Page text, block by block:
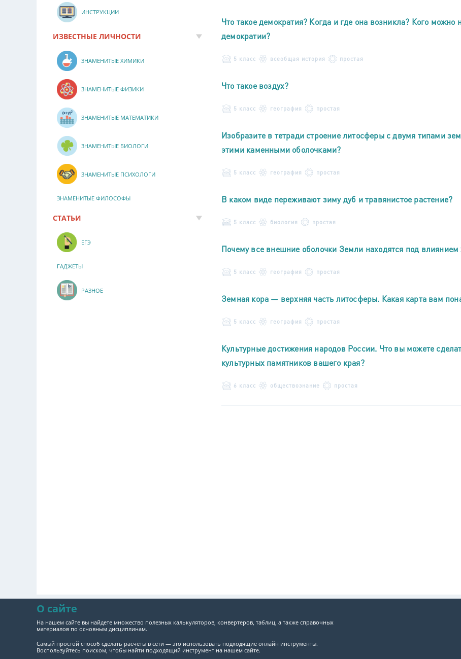
Что такое демократия? Когда и где она возникла? Кого можно
демократии?
5 класс всеобщая история простая
Что такое воздух?
5 класс география простая
Изобразите в тетради строение литосферы с двумя типами
этими каменными оболочками?
5 класс география простая
В каком виде переживают зиму дуб и травянистое растение?
5 класс биология простая
Почему все внешние оболочки Земли находятся под
5 класс география простая
Земная кора — верхняя часть литосферы. Какая карта вам
5 класс география простая
Культурные достижения народов России. Что вы можете
культурных памятников вашего края?
6 класс обществознание простая
ИНСТРУКЦИИ
ИЗВЕСТНЫЕ ЛИЧНОСТИ
ЗНАМЕНИТЫЕ ХИМИКИ
ЗНАМЕНИТЫЕ ФИЗИКИ
ЗНАМЕНИТЫЕ МАТЕМАТИКИ
ЗНАМЕНИТЫЕ БИОЛОГИ
ЗНАМЕНИТЫЕ ПСИХОЛОГИ
ЗНАМЕНИТЫЕ ФИЛОСОФЫ
СТАТЬИ
ЕГЭ
ГАДЖЕТЫ
РАЗНОЕ
О сайте
На нашем сайте вы найдете множество полезных калькуляторов, конвертеров, таблиц, а также справочных
материалов по основным дисциплинам.
Самый простой способ сделать расчеты в сети — это использовать подходящие онлайн инструменты.
Воспользуйтесь поиском, чтобы найти подходящий инструмент на нашем сайте.